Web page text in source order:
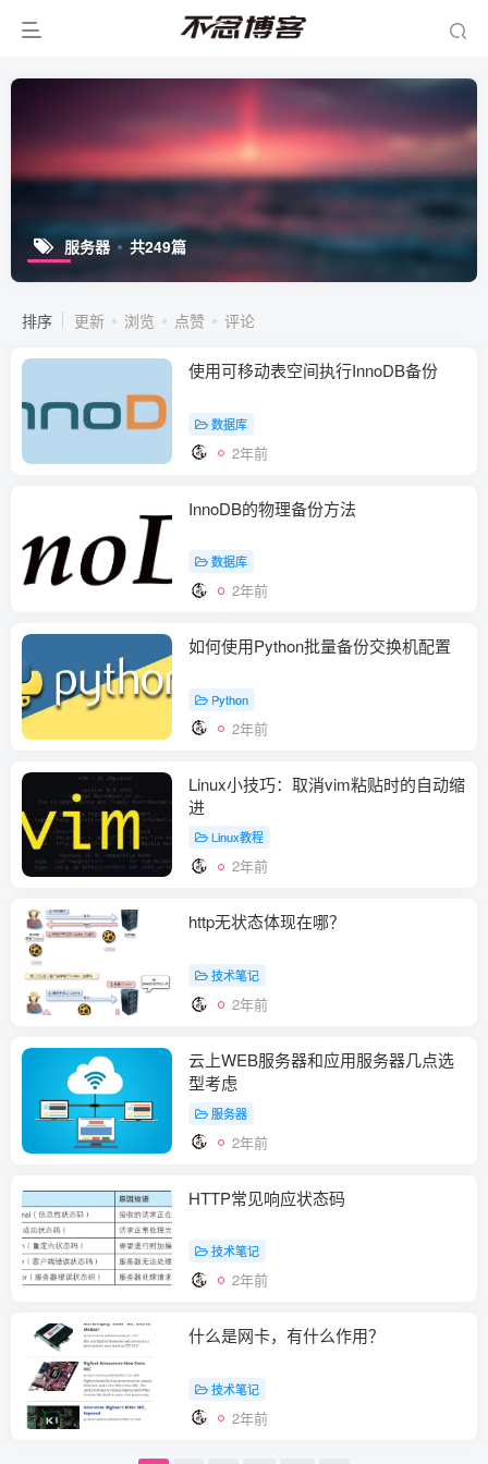
服务器 共249篇
排序 更新 浏览 点赞 评论
使用可移动表空间执行InnoDB备份
数据库
2年前
InnoDB的物理备份方法
数据库
2年前
如何使用Python批量备份交换机配置
Python
2年前
Linux小技巧：取消vim粘贴时的自动缩
进
Linux教程
2年前
http无状态体现在哪？
技术笔记
2年前
云上WEB服务器和应用服务器几点选
型考虑
服务器
2年前
HTTP常见响应状态码
技术笔记
2年前
什么是网卡，有什么作用？
技术笔记
2年前